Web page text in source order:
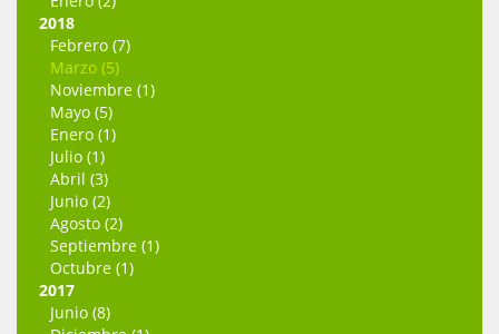
2018
Febrero (7)
Marzo (5)
Noviembre (1)
Mayo (5)
Enero (1)
Julio (1)
Abril (3)
Junio (2)
Agosto (2)
Septiembre (1)
Octubre (1)
2017
Junio (8)